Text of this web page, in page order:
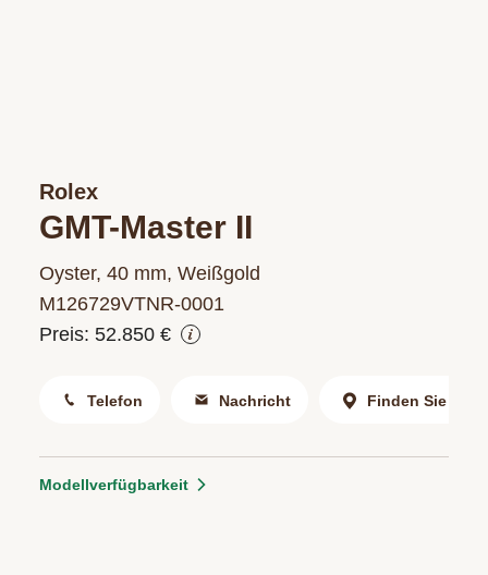
Rolex
GMT-Master II
Oyster, 40 mm, Weißgold
M126729VTNR‑0001
Preis: 52.850 €
Telefon Nachricht Finden Sie uns
Modellverfügbarkeit